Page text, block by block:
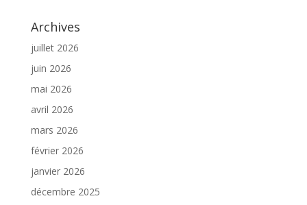
Archives
juillet 2026
juin 2026
mai 2026
avril 2026
mars 2026
février 2026
janvier 2026
décembre 2025